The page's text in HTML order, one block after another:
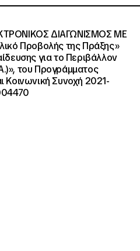
ΔΙΑΓΩΝΙΣΜΟΣ ΜΕ
Προβολής της Πράξης»
για το Περιβάλλον
του Προγράμματος
Κοινωνική Συνοχή 2021-